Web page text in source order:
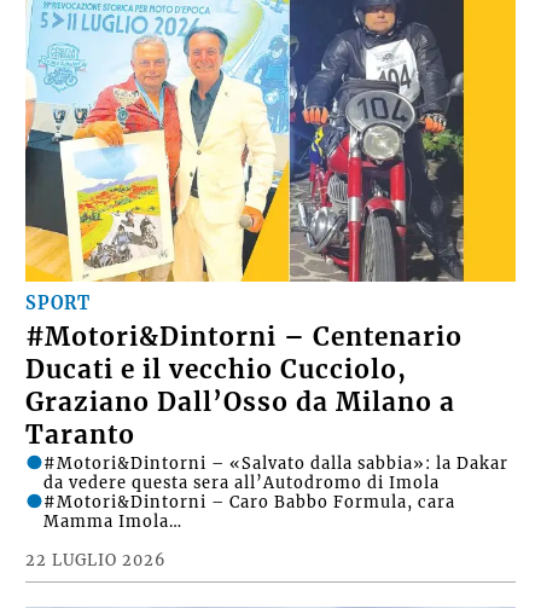
SPORT
#Motori&Dintorni – Centenario
Ducati e il vecchio Cucciolo,
Graziano Dall’Osso da Milano a
Taranto
22 LUGLIO 2026
#Motori&Dintorni – «Salvato dalla sabbia»: la Dakar
da vedere questa sera all’Autodromo di Imola
#Motori&Dintorni – Caro Babbo Formula, cara
Mamma Imola…